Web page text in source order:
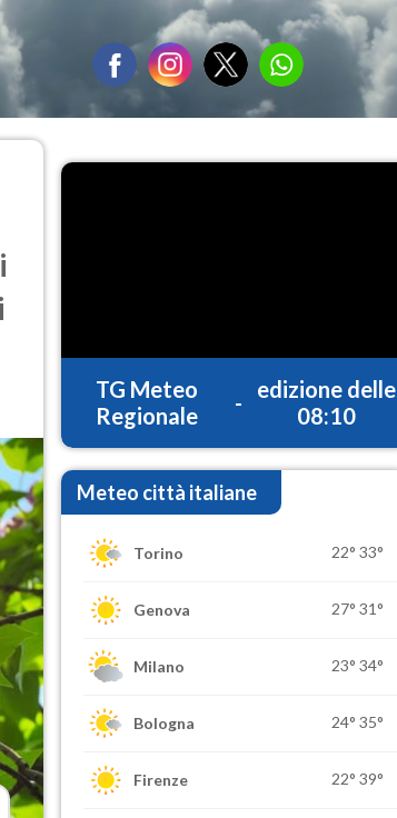
TG Meteo
Regionale
-
edizione delle
08:10
Meteo città italiane
Torino 22° 33°
Genova 27° 31°
Milano 23° 34°
Bologna 24° 35°
Firenze 22° 39°